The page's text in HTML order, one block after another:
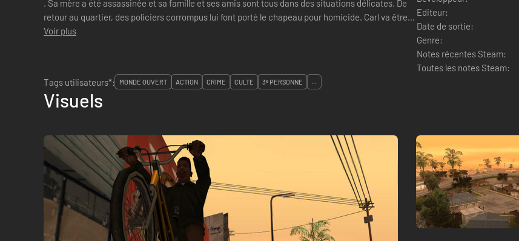
. Sa mère a été assassinée et sa famille et ses amis sont tous dans des situations délicates. De
retour au quartier, des policiers corrompus lui font porté le chapeau pour homicide. Carl va être
embar...
Voir plus
Editeur:
Date de sortie:
Genre:
Notes récentes Steam:
Toutes les notes Steam:
Tags utilisateurs*:
MONDE OUVERT ACTION CRIME CULTE 3ᵉ PERSONNE ...
Visuels